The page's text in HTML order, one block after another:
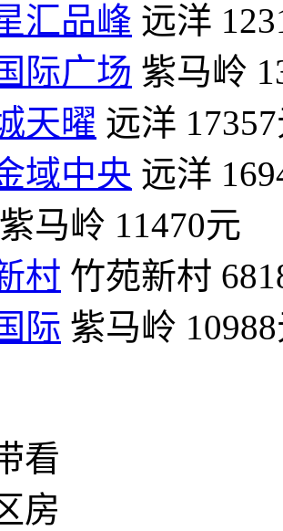
汇品峰 远洋
际广场 紫马岭
天曜 远洋
域中央 远洋
紫马岭 11470元
村 竹苑新村
际 紫马岭
看
房